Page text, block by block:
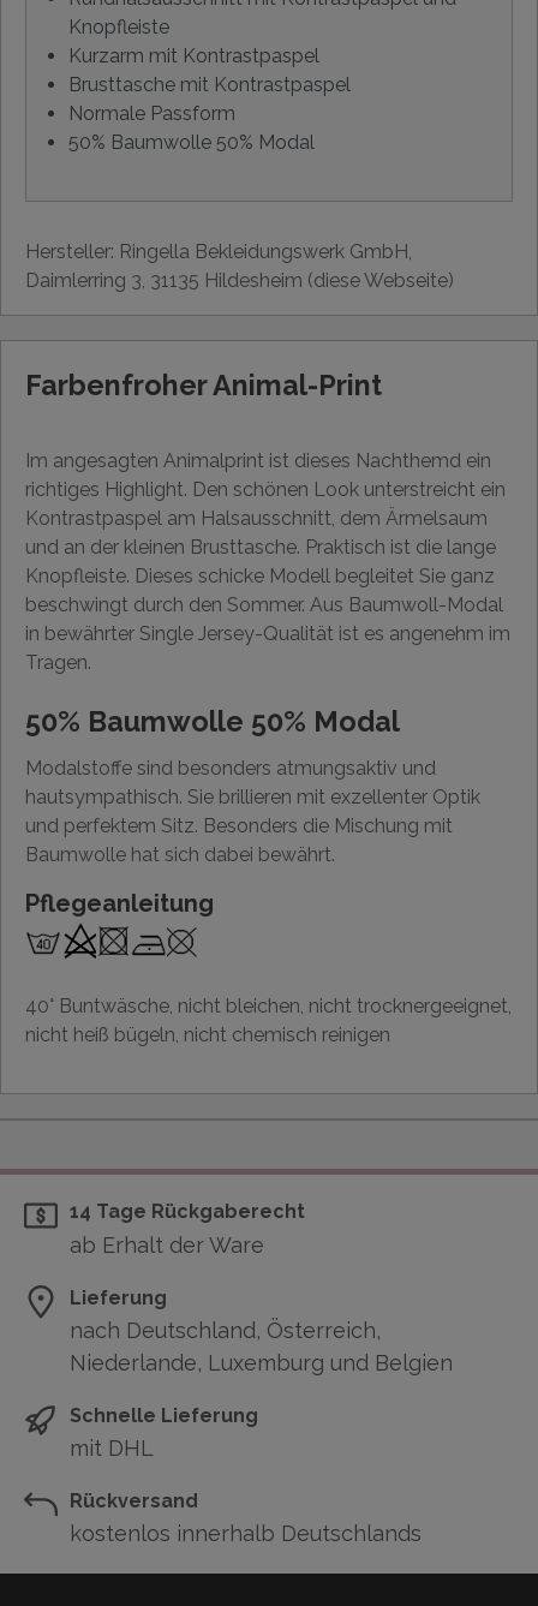
Knopfleiste
Kurzarm mit Kontrastpaspel
Brusttasche mit Kontrastpaspel
Normale Passform
50% Baumwolle 50% Modal
Hersteller: Ringella Bekleidungswerk GmbH,
Daimlerring 3, 31135 Hildesheim (diese Webseite)
Farbenfroher Animal-Print
Im angesagten Animalprint ist dieses Nachthemd ein
richtiges Highlight. Den schönen Look unterstreicht ein
Kontrastpaspel am Halsausschnitt, dem Ärmelsaum
und an der kleinen Brusttasche. Praktisch ist die lange
Knopfleiste. Dieses schicke Modell begleitet Sie ganz
beschwingt durch den Sommer. Aus Baumwoll-Modal
in bewährter Single Jersey-Qualität ist es angenehm im
Tragen.
50% Baumwolle 50% Modal
Modalstoffe sind besonders atmungsaktiv und
hautsympathisch. Sie brillieren mit exzellenter Optik
und perfektem Sitz. Besonders die Mischung mit
Baumwolle hat sich dabei bewährt.
Pflegeanleitung
40° Buntwäsche, nicht bleichen, nicht trocknergeeignet,
nicht heiß bügeln, nicht chemisch reinigen
14 Tage Rückgaberecht
ab Erhalt der Ware
Lieferung
nach Deutschland, Österreich,
Niederlande, Luxemburg und Belgien
Schnelle Lieferung
mit DHL
Rückversand
kostenlos innerhalb Deutschlands